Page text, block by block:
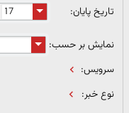
تاریخ پایان:
نمایش بر حسب:
سرویس:
نوع خبر: